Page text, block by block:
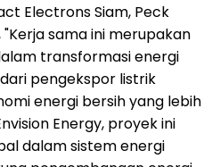
Electrons Siam, Peck
sama ini merupakan
transformasi energi
pengekspor listrik
energi bersih yang lebih
Energy, proyek ini
dalam sistem energi